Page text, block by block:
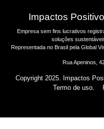
Impactos
Empresa sem fins lucrativos
soluções
Representada no Brasil pela Global
Rua Apeninos,
Copyright 2025. Impactos
Termo de uso.